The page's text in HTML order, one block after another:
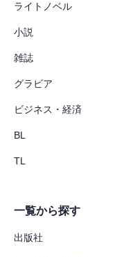
ライトノベル
小説
雑誌
グラビア
ビジネス・経済
BL
TL
一覧から探す
出版社